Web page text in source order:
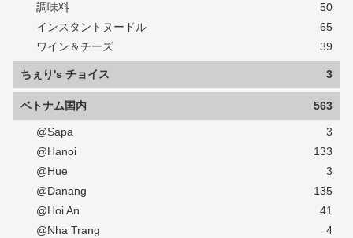
調味料
50
インスタントヌードル
65
ワイン＆チーズ
39
ちぇり's チョイス 3
ベトナム国内 563
@Sapa
3
@Hanoi
133
@Hue
3
@Danang
135
@Hoi An
41
@Nha Trang
4